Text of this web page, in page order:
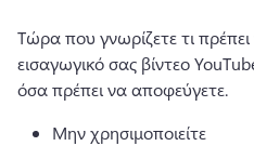
Τώρα που γνωρίζετε τι
εισαγωγικό σας βίντεο
όσα πρέπει να αποφεύγετε.
Μην χρησιμοποιείτε